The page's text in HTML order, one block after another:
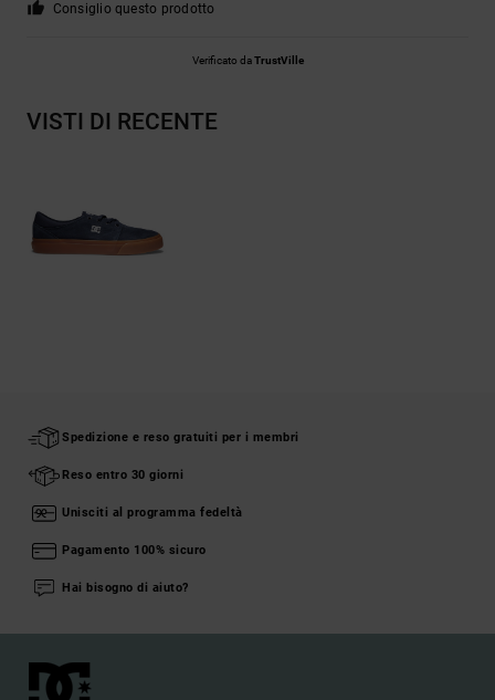
Consiglio questo prodotto
Verificato daTrustVille
VISTI DI RECENTE
Spedizione e reso gratuiti per i membri
Reso entro 30 giorni
Unisciti al programma fedeltà
Pagamento 100% sicuro
Hai bisogno di aiuto?